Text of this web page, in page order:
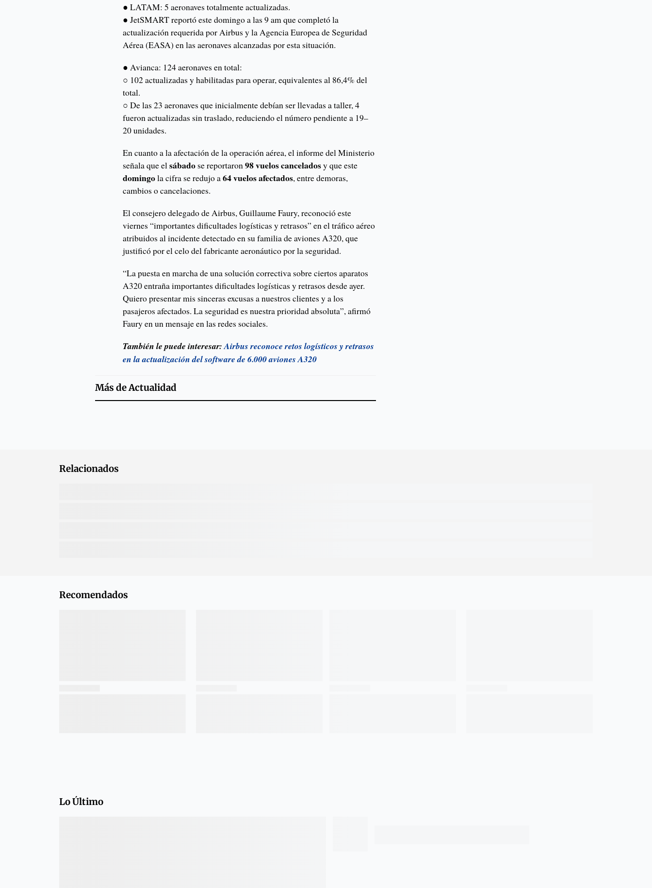
● LATAM: 5 aeronaves totalmente actualizadas.
● JetSMART reportó este domingo a las 9 am que completó la
actualización requerida por Airbus y la Agencia Europea de Seguridad
Aérea (EASA) en las aeronaves alcanzadas por esta situación.
● Avianca: 124 aeronaves en total:
○ 102 actualizadas y habilitadas para operar, equivalentes al 86,4% del
total.
○ De las 23 aeronaves que inicialmente debían ser llevadas a taller, 4
fueron actualizadas sin traslado, reduciendo el número pendiente a 19–
20 unidades.
En cuanto a la afectación de la operación aérea, el informe del Ministerio
señala que elsábado se reportaron98 vuelos canceladosy que este
domingola cifra se redujo a64 vuelos afectados, entre demoras,
cambios o cancelaciones.
El consejero delegado de Airbus, Guillaume Faury, reconoció este
viernes “importantes dificultades logísticas y retrasos” en el tráfico aéreo
atribuidos al incidente detectado en su familia de aviones A320, que
justificó por el celo del fabricante aeronáutico por la seguridad.
“La puesta en marcha de una solución correctiva sobre ciertos aparatos
A320 entraña importantes dificultades logísticas y retrasos desde ayer.
Quiero presentar mis sinceras excusas a nuestros clientes y a los
pasajeros afectados. La seguridad es nuestra prioridad absoluta”, afirmó
Faury en un mensaje en las redes sociales.
También le puede interesar:Airbus reconoce retos logísticos y retrasos
en la actualización del software de 6.000 aviones A320
Más deActualidad
Relacionados
Recomendados
Lo Último